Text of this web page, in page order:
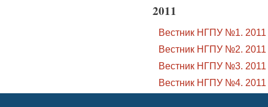
2011
Вестник НГПУ №1. 2011
Вестник НГПУ №2. 2011
Вестник НГПУ №3. 2011
Вестник НГПУ №4. 2011